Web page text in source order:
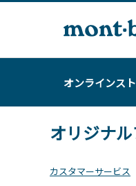
オンラインス
オリジナ
カスタマーサービス